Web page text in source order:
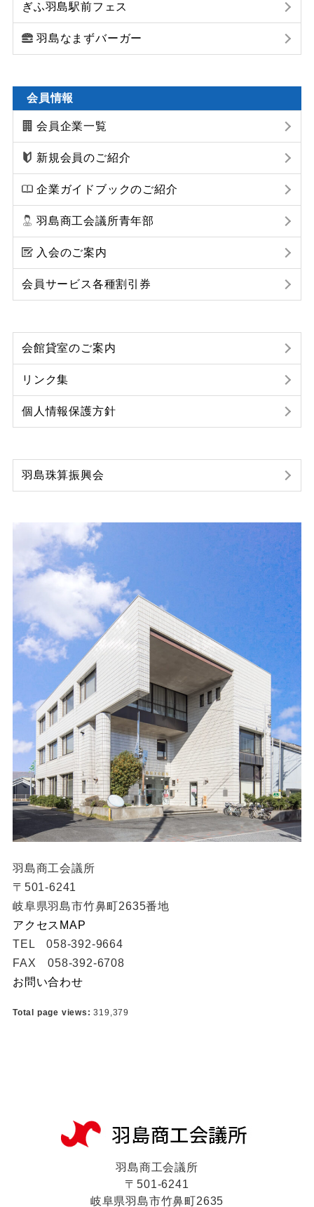
ぎふ羽島駅前フェス
羽島なまずバーガー
会員情報
会員企業一覧
新規会員のご紹介
企業ガイドブックのご紹介
羽島商工会議所青年部
入会のご案内
会員サービス各種割引券
会館貸室のご案内
リンク集
個人情報保護方針
羽島珠算振興会
羽島商工会議所
〒501-6241
岐阜県羽島市竹鼻町2635番地
アクセスMAP
TEL 058-392-9664
FAX 058-392-6708
お問い合わせ
Total page views:319,379
羽島商工会議所
〒501-6241
岐阜県羽島市竹鼻町2635